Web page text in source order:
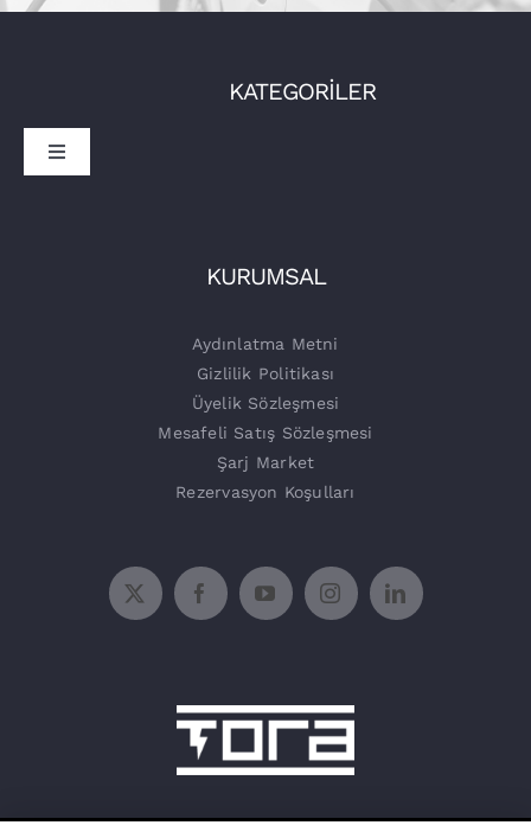
KATEGORİLER
Toggle
KURUMSAL
Aydınlatma Metni
Gizlilik Politikası
Üyelik Sözleşmesi
Mesafeli Satış Sözleşmesi
Şarj Market
Rezervasyon Koşulları